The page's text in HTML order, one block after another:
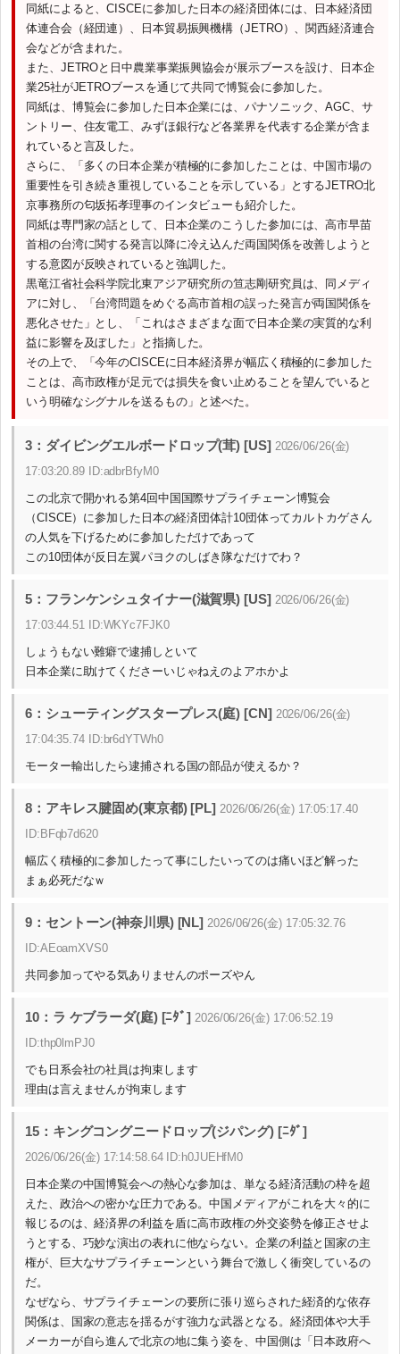
同紙によると、CISCEに参加した日本の経済団体には、日本経済団
体連合会（経団連）、日本貿易振興機構（JETRO）、関西経済連合
会などが含まれた。
また、JETROと日中農業事業振興協会が展示ブースを設け、日本企
業25社がJETROブースを通じて共同で博覧会に参加した。
同紙は、博覧会に参加した日本企業には、パナソニック、AGC、サ
ントリー、住友電工、みずほ銀行など各業界を代表する企業が含ま
れていると言及した。
さらに、「多くの日本企業が積極的に参加したことは、中国市場の
重要性を引き続き重視していることを示している」とするJETRO北
京事務所の匂坂拓孝理事のインタビューも紹介した。
同紙は専門家の話として、日本企業のこうした参加には、高市早苗
首相の台湾に関する発言以降に冷え込んだ両国関係を改善しようと
する意図が反映されていると強調した。
黒竜江省社会科学院北東アジア研究所の笪志剛研究員は、同メディ
アに対し、「台湾問題をめぐる高市首相の誤った発言が両国関係を
悪化させた」とし、「これはさまざまな面で日本企業の実質的な利
益に影響を及ぼした」と指摘した。
その上で、「今年のCISCEに日本経済界が幅広く積極的に参加した
ことは、高市政権が足元では損失を食い止めることを望んでいると
いう明確なシグナルを送るもの」と述べた。
3：ダイビングエルボードロップ(茸) [US] 2026/06/26(金)
17:03:20.89 ID:adbrBfyM0
この北京で開かれる第4回中国国際サプライチェーン博覧会
（CISCE）に参加した日本の経済団体計10団体ってカルトカゲさん
の人気を下げるために参加しただけであって
この10団体が反日左翼パヨクのしばき隊なだけでわ？
5：フランケンシュタイナー(滋賀県) [US] 2026/06/26(金)
17:03:44.51 ID:WKYc7FJK0
しょうもない難癖で逮捕しといて
日本企業に助けてくださーいじゃねえのよアホかよ
6：シューティングスタープレス(庭) [CN] 2026/06/26(金)
17:04:35.74 ID:br6dYTWh0
モーター輸出したら逮捕される国の部品が使えるか？
8：アキレス腱固め(東京都) [PL] 2026/06/26(金) 17:05:17.40
ID:BFqb7d620
幅広く積極的に参加したって事にしたいってのは痛いほど解った
まぁ必死だなｗ
9：セントーン(神奈川県) [NL] 2026/06/26(金) 17:05:32.76
ID:AEoamXVS0
共同参加ってやる気ありませんのポーズやん
10：ラ ケブラーダ(庭) [ﾆﾀﾞ] 2026/06/26(金) 17:06:52.19
ID:thp0lmPJ0
でも日系会社の社員は拘束します
理由は言えませんが拘束します
15：キングコングニードロップ(ジパング) [ﾆﾀﾞ]
2026/06/26(金) 17:14:58.64 ID:h0JUEHfM0
日本企業の中国博覧会への熱心な参加は、単なる経済活動の枠を超
えた、政治への密かな圧力である。中国メディアがこれを大々的に
報じるのは、経済界の利益を盾に高市政権の外交姿勢を修正させよ
うとする、巧妙な演出の表れに他ならない。企業の利益と国家の主
権が、巨大なサプライチェーンという舞台で激しく衝突しているの
だ。
なぜなら、サプライチェーンの要所に張り巡らされた経済的な依存
関係は、国家の意志を揺るがす強力な武器となる。経済団体や大手
メーカーが自ら進んで北京の地に集う姿を、中国側は「日本政府へ